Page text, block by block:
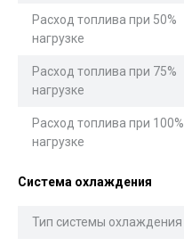
Расход топлива при 50%
нагрузке
Расход топлива при 75%
нагрузке
Расход топлива при 100%
нагрузке
Система охлаждения
Тип системы охлаждения